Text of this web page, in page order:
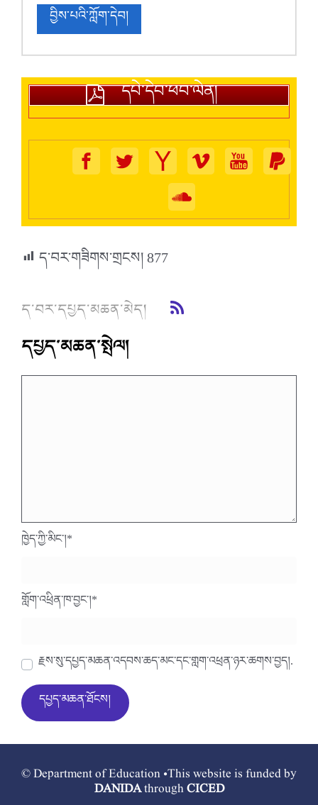
བྱིས་པའི་ཀློག་དེབ།
དཔེ་དེབ་ཕབ་ལེན།
ད་བར་གཟིགས་གྲངས།877
ད་བར་དཔྱད་མཆན་མེད།
དཔྱད་མཆན་སྤེལ།
ཁྱེད་ཀྱི་མིང་།*
གློག་འཕྲིན་ཁ་བྱང་།*
རྗེས་སུ་དཔྱད་མཆན་འདེབས་ཆེད་མིང་དང་གློག་འཕྲིན་ཉར་ཚགས་བྱེད།.
© Department of Education •This website is funded by
DANIDAthroughCICED